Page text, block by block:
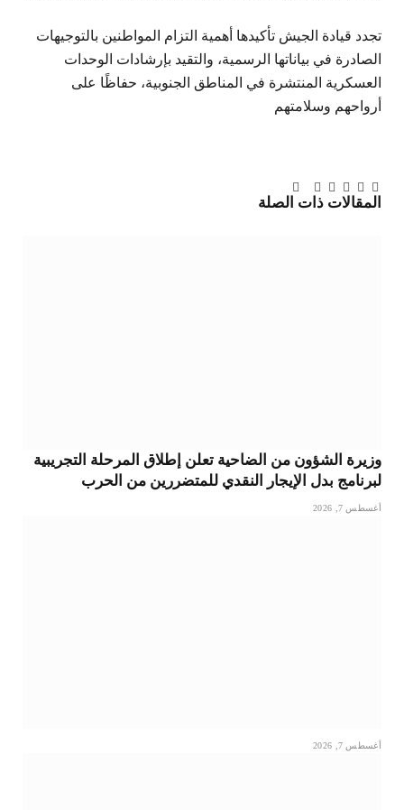
تجدد قيادة الجيش تأكيدها أهمية التزام المواطنين بالتوجيهات
الصادرة في بياناتها الرسمية، والتقيد بإرشادات الوحدات
العسكرية المنتشرة في المناطق الجنوبية، حفاظًا على
أرواحهم وسلامتهم
فيسبوك
تويتربينتيريست
لينكدإن
Tumblr
تيلقرام
البريد
الإلكتروني
المقالات ذات الصلة
وزيرة الشؤون من الضاحية تعلن إطلاق المرحلة التجريبية
لبرنامج بدل الإيجار النقدي للمتضررين من الحرب
أغسطس 7, 2026
أغسطس 7, 2026